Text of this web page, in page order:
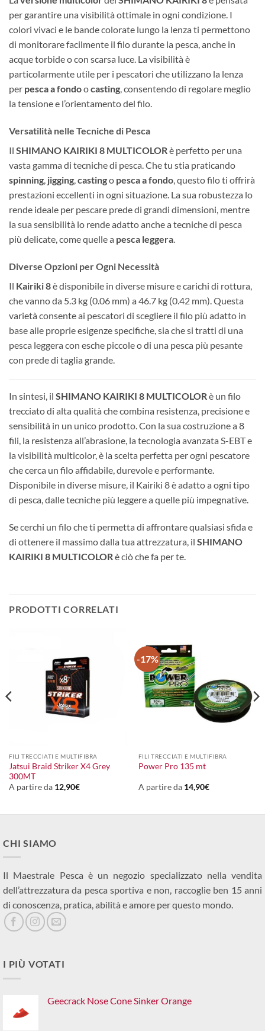
per garantire una visibilità ottimale in ogni condizione. I
colori vivaci e le bande colorate lungo la lenza ti permettono
di monitorare facilmente il filo durante la pesca, anche in
acque torbide o con scarsa luce. La visibilità è
particolarmente utile per i pescatori che utilizzano la lenza
per pesca a fondoocasting, consentendo di regolare meglio
la tensione e l’orientamento del filo.
Versatilità nelle Tecniche di Pesca
Il SHIMANO KAIRIKI 8 MULTICOLORè perfetto per una
vasta gamma di tecniche di pesca. Che tu stia praticando
spinning, jigging,castingo pesca a fondo, questo filo ti offrirà
prestazioni eccellenti in ogni situazione. La sua robustezza lo
rende ideale per pescare prede di grandi dimensioni, mentre
la sua sensibilità lo rende adatto anche a tecniche di pesca
più delicate, come quelle a pesca leggera.
Diverse Opzioni per Ogni Necessità
Il Kairiki 8è disponibile in diverse misure e carichi di rottura,
che vanno da 5.3 kg (0.06 mm) a 46.7 kg (0.42 mm). Questa
varietà consente ai pescatori di scegliere il filo più adatto in
base alle proprie esigenze specifiche, sia che si tratti di una
pesca leggera con esche piccole o di una pesca più pesante
con prede di taglia grande.
In sintesi, il SHIMANO KAIRIKI 8 MULTICOLORè un filo
trecciato di alta qualità che combina resistenza, precisione e
sensibilità in un unico prodotto. Con la sua costruzione a 8
fili, la resistenza all’abrasione, la tecnologia avanzata S-EBT e
la visibilità multicolor, è la scelta perfetta per ogni pescatore
che cerca un filo affidabile, durevole e performante.
Disponibile in diverse misure, il Kairiki 8 è adatto a ogni tipo
di pesca, dalle tecniche più leggere a quelle più impegnative.
Se cerchi un filo che ti permetta di affrontare qualsiasi sfida e
di ottenere il massimo dalla tua attrezzatura, il SHIMANO
KAIRIKI 8 MULTICOLORè ciò che fa per te.
PRODOTTI CORRELATI
FILI TRECCIATI E MULTIFIBRA
Jatsui Braid Striker X4 Grey
300MT
A partire da 12,90€
-17%
FILI TRECCIATI E MULTIFIBRA
Power Pro 135 mt
A partire da 14,90€
CHI SIAMO
Il Maestrale Pesca è un negozio specializzato nella vendita
dell’attrezzatura da pesca sportiva e non, raccoglie ben 15 anni
di conoscenza, pratica, abilità e amore per questo mondo.
I PIÙ VOTATI
Geecrack Nose Cone Sinker Orange